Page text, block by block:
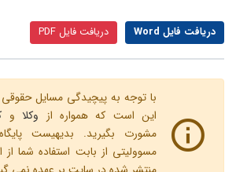
دریافت فایل Word دریافت فایل PDF
با توجه به پیچیدگی مسایل حقوقی
این است که همواره از وکلاو
مشورت بگیرید. بدیهیست
مسوولیتی از بابت استفاده شما